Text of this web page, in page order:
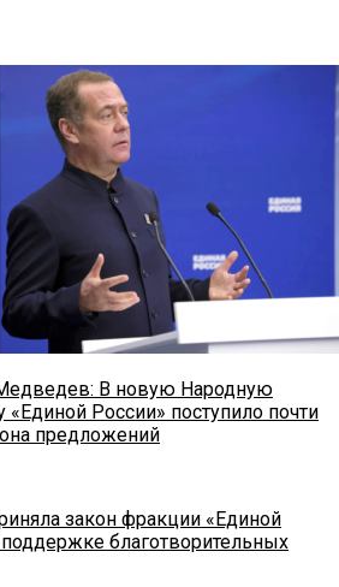
В новую Народную
«Единой России» поступило почти
предложений
закон фракции «Единой
поддержке благотворительных